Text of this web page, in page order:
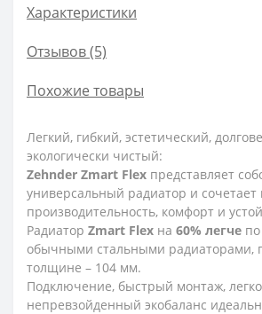
Характеристики
Отзывов (5)
Похожие товары
Легкий, гибкий, эстетический,
экологически чистый:
Zehnder Zmart Flex представляет
универсальный радиатор и сочетает
производительность, комфорт и
Радиатор Zmart Flex на 60% легче
обычными стальными радиаторами,
толщине – 104 мм.
Подключение, быстрый монтаж,
непревзойденный экобаланс